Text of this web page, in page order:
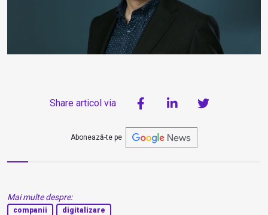
Share articol via
Abonează-te pe
Mai multe despre:
companii digitalizare